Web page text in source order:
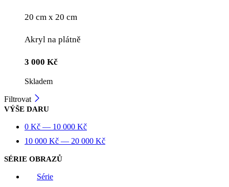
20 cm x 20 cm
Akryl na plátně
3 000 Kč
Skladem
Filtrovat
VÝŠE DARU
0 Kč — 10 000 Kč
10 000 Kč — 20 000 Kč
SÉRIE OBRAZŮ
Série